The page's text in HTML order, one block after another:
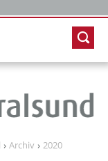
Archiv
2020